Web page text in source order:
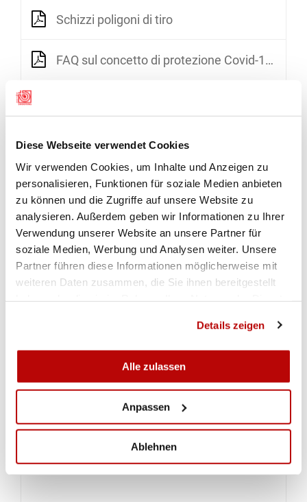
Diese Webseite verwendet Cookies
Wir verwenden Cookies, um Inhalte und Anzeigen zu
personalisieren, Funktionen für soziale Medien anbieten
zu können und die Zugriffe auf unsere Website zu
analysieren. Außerdem geben wir Informationen zu Ihrer
Verwendung unserer Website an unsere Partner für
soziale Medien, Werbung und Analysen weiter. Unsere
Partner führen diese Informationen möglicherweise mit
weiteren Daten zusammen, die Sie ihnen bereitgestellt
Details zeigen
Alle zulassen
Anpassen
Ablehnen
Schizzi poligoni di tiro
FAQ sul concetto di protezione Covid-19 (versione valida dal 6 giugno 2020)